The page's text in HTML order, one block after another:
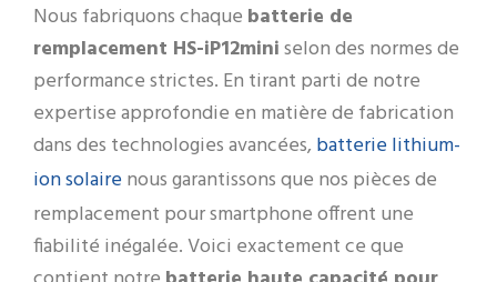
Nous fabriquons chaque batterie de
remplacement HS-iP12miniselon des normes de
performance strictes. En tirant parti de notre
expertise approfondie en matière de fabrication
dans des technologies avancées, batterie lithium-
ion solairenous garantissons que nos pièces de
remplacement pour smartphone offrent une
fiabilité inégalée. Voici exactement ce que